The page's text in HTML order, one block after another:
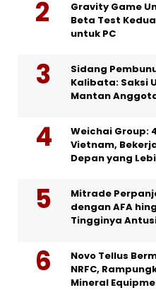
Gravity Game
Beta Test
untuk PC
Sidang
Kalibata: Saksi
Mantan
Weichai Group:
Vietnam,
Depan yang
Mitrade
dengan AFA
Tingginya
Novo Tellus
NRFC,
Mineral